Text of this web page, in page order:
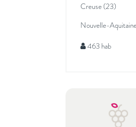
Creuse (23)
Nouvelle-
463 hab